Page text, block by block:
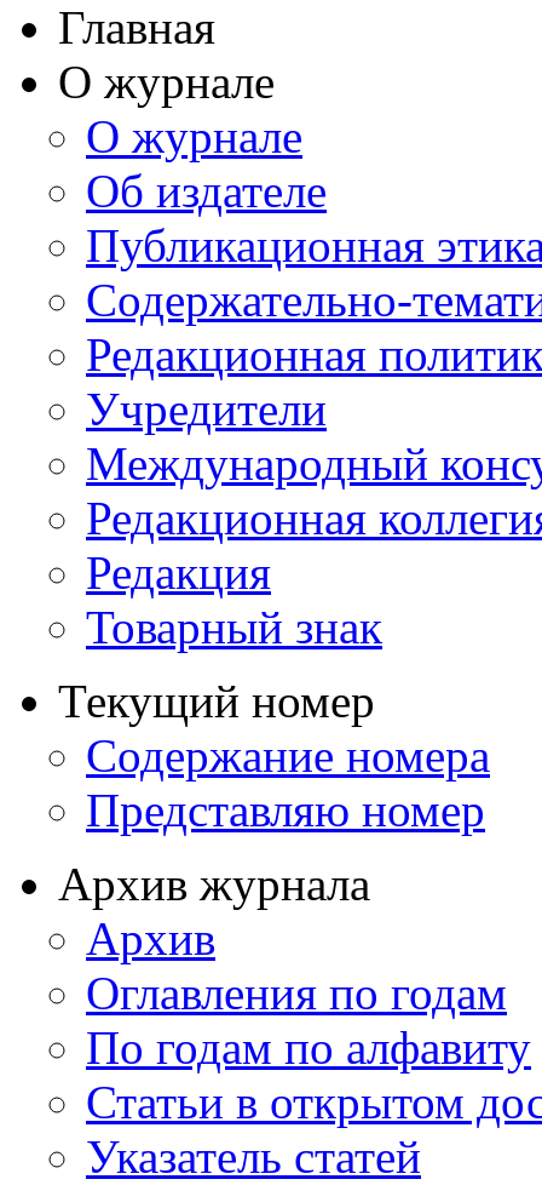
Главная
О журнале
О журнале
Об издателе
Публикационная
Содержательно-
Редакционная
Учредители
Международный
Редакционная
Редакция
Товарный знак
Текущий номер
Содержание номера
Представляю номер
Архив журнала
Архив
Оглавления по годам
По годам по алфавиту
Статьи в открытом
Указатель статей